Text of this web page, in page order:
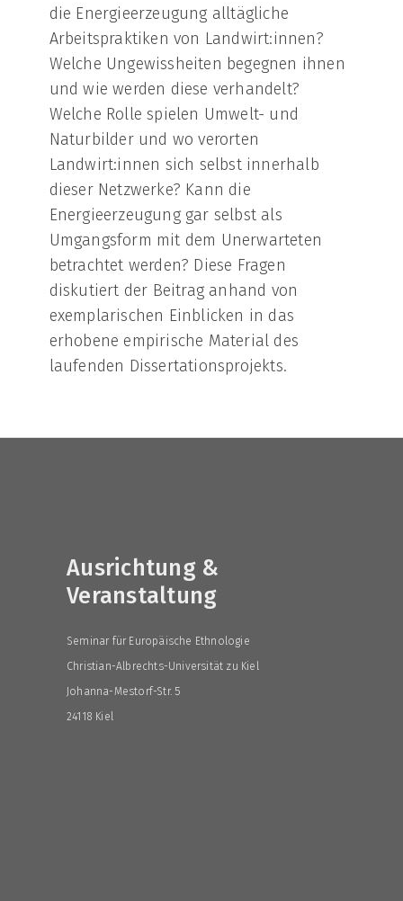
die Energieerzeugung alltägliche
Arbeitspraktiken von Landwirt:innen?
Welche Ungewissheiten begegnen ihnen
und wie werden diese verhandelt?
Welche Rolle spielen Umwelt- und
Naturbilder und wo verorten
Landwirt:innen sich selbst innerhalb
dieser Netzwerke? Kann die
Energieerzeugung gar selbst als
Umgangsform mit dem Unerwarteten
betrachtet werden? Diese Fragen
diskutiert der Beitrag anhand von
exemplarischen Einblicken in das
erhobene empirische Material des
laufenden Dissertationsprojekts.
Ausrichtung &
Veranstaltung
Seminar für Europäische Ethnologie
Christian-Albrechts-Universität zu Kiel
Johanna-Mestorf-Str. 5
24118 Kiel